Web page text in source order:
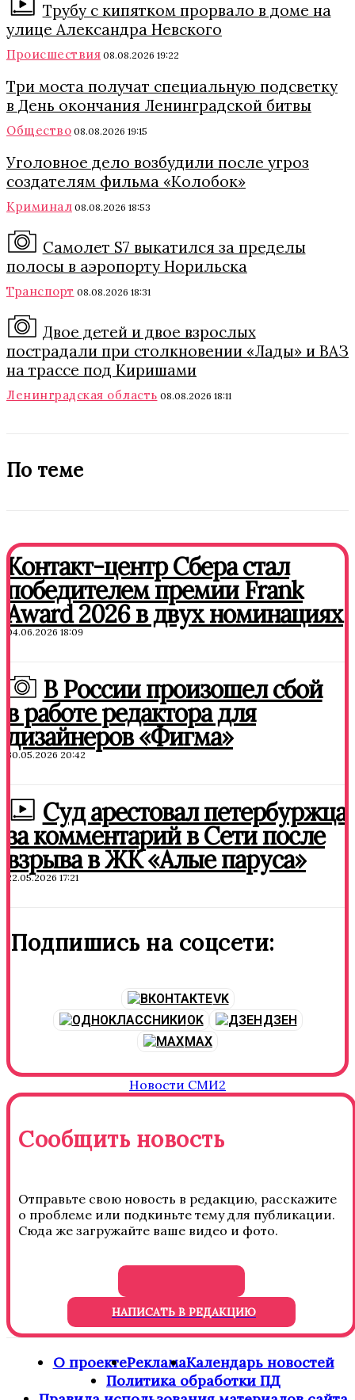
Трубу с кипятком прорвало в доме на
улице Александра Невского
Происшествия 08.08.2026 19:22
Три моста получат специальную подсветку
в День окончания Ленинградской битвы
Общество 08.08.2026 19:15
Уголовное дело возбудили после угроз
создателям фильма «Колобок»
Криминал 08.08.2026 18:53
Самолет S7 выкатился за пределы
полосы в аэропорту Норильска
Транспорт 08.08.2026 18:31
Двое детей и двое взрослых
пострадали при столкновении «Лады» и ВАЗ
на трассе под Киришами
Ленинградская область 08.08.2026 18:11
По теме
Контакт-центр Сбера стал
победителем премии Frank
Award 2026 в двух номинациях
04.06.2026 18:09
В России произошел сбой
в работе редактора для
дизайнеров «Фигма»
30.05.2026 20:42
Суд арестовал петербуржца
за комментарий в Сети после
взрыва в ЖК «Алые паруса»
22.05.2026 17:21
Подпишись на соцсети:
VK
OK
ДЗЕН
MAX
Новости СМИ2
Сообщить новость
Отправьте свою новость в редакцию, расскажите
о проблеме или подкиньте тему для публикации.
Сюда же загружайте ваше видео и фото.
НАПИСАТЬ В РЕДАКЦИЮ
О проектеРекламаКалендарь новостей
Политика обработки ПД